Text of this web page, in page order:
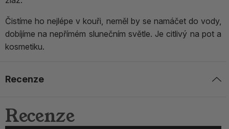
Čistíme ho nejlépe v kouři, neměl by se namáčet do vody,
dobíjíme na nepřímém slunečním světle. Je citlivý na pot a
kosmetiku.
Recenze
Recenze